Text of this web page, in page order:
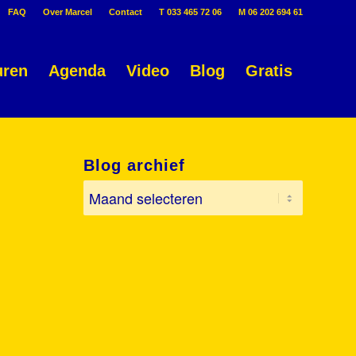
FAQ Over Marcel Contact T 033 465 72 06 M 06 202 694 61
Agenda Video Blog Gratis
Blog archief